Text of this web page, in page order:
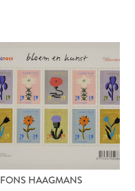
FONS HAAGMANS